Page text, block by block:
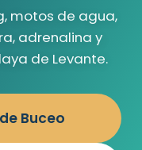
motos de agua,
adrenalina y
de Levante.
Buceo